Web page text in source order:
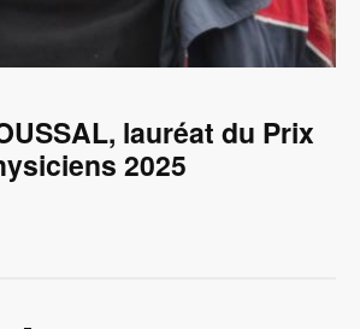
lauréat du Prix
2025